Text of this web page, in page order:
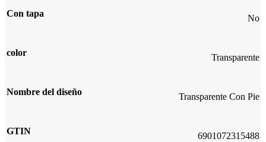
Con tapa No
color Transparente
Nombre del diseño Transparente Con Pie
GTIN 6901072315488